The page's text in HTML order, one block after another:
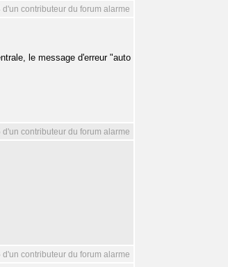
d'un contributeur du forum alarme
le message d'erreur "auto
d'un contributeur du forum alarme
d'un contributeur du forum alarme